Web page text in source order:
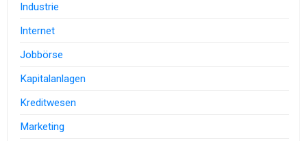
Industrie
Internet
Jobbörse
Kapitalanlagen
Kreditwesen
Marketing